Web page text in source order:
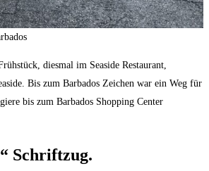
diesmal im Seaside Restaurant,
Bis zum Barbados Zeichen war ein Weg für
bis zum Barbados Shopping Center
Schriftzug.